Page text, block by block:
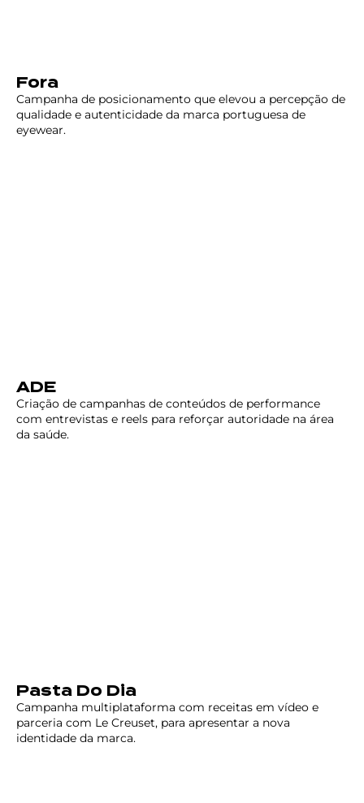
Fora
Campanha de posicionamento que elevou a percepção de
qualidade e autenticidade da marca portuguesa de
eyewear.
ADE
Criação de campanhas de conteúdos de performance
com entrevistas e reels para reforçar autoridade na área
da saúde.
Pasta Do Dia
Campanha multiplataforma com receitas em vídeo e
parceria com Le Creuset, para apresentar a nova
identidade da marca.